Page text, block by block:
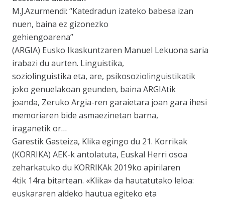
M.J.Azurmendi: “Katedradun izateko babesa izan
nuen, baina ez gizonezko
gehiengoarena”
(ARGIA) Eusko Ikaskuntzaren Manuel Lekuona saria
irabazi du aurten. Linguistika,
soziolinguistika eta, are, psikosoziolinguistikatik
joko genuelakoan geunden, baina ARGIAtik
joanda, Zeruko Argia-ren garaietara joan gara ihesi
memoriaren bide asmaezinetan barna,
iraganetik or…
Garestik Gasteiza, Klika egingo du 21. Korrikak
(KORRIKA) AEK-k antolatuta, Euskal Herri osoa
zeharkatuko du KORRIKAk 2019ko apirilaren
4tik 14ra bitartean. «Klika» da hautatutako leloa:
euskararen aldeko hautua egiteko eta